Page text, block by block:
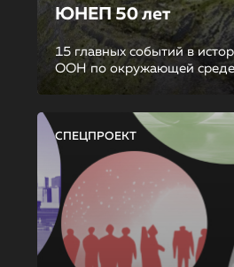
ЮНЕП 50 лет
15 главных событий в
ООН по окружающей среде
СПЕЦПРОЕКТ